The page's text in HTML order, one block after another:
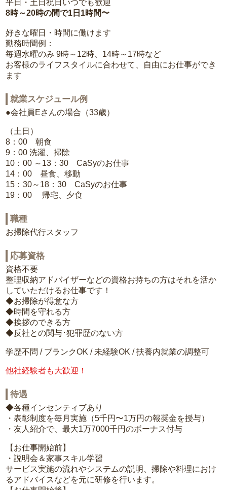
平日・土日祝日いつでも歓迎
8時～20時の間で1日1時間〜
好きな曜日・時間に働けます
勤務時間例：
毎週水曜のみ 9時～12時、14時～17時など
お客様のライフスタイルに合わせて、自由にお仕事ができ
ます
就業スケジュール例
●会社員Eさんの場合（33歳）
（土日）
8：00 朝食
9：00 洗濯、掃除
10：00 ～13：30 CaSyのお仕事
14：00 昼食、移動
15：30～18：30 CaSyのお仕事
19：00 帰宅、夕食
職種
お掃除代行スタッフ
応募資格
資格不要
整理収納アドバイザーなどの資格お持ちの方はそれを活か
していただけるお仕事です！
◆お掃除が得意な方
◆時間を守れる方
◆挨拶のできる方
◆反社との関与･犯罪歴のない方
学歴不問 / ブランクOK / 未経験OK / 扶養内就業の調整可
他社経験者も大歓迎！
待遇
◆各種インセンティブあり
・表彰制度を毎月実施（5千円〜1万円の報奨金を授与）
・友人紹介で、最大1万7000千円のボーナス付与
【お仕事開始前】
・説明会＆家事スキル学習
サービス実施の流れやシステムの説明、掃除や料理におけ
るアドバイスなどを元に研修を行います。